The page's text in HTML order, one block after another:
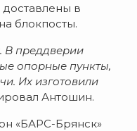
в
блокпосты.
В преддверии
опорные пункты,
Их изготовили
Антошин.
«БАРС-Брянск»